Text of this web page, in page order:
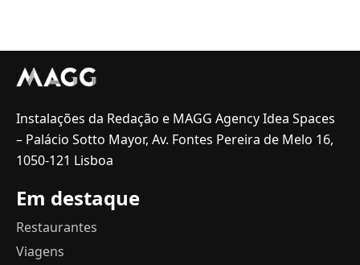
Instalações da Redação e MAGG Agency Idea Spaces
– Palácio Sotto Mayor, Av. Fontes Pereira de Melo 16,
1050-121 Lisboa
Em destaque
Restaurantes
Viagens